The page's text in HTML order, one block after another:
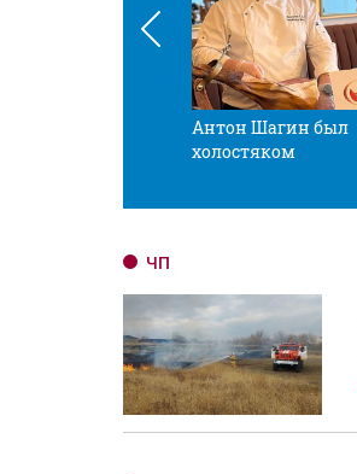
Антон Шагин был
холостяком
ЧП